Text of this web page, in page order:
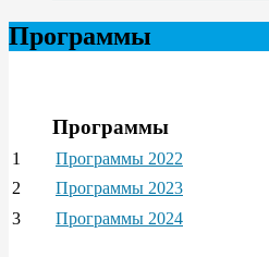
Программы
Программы
1
Программы 2022
2
Программы 2023
3
Программы 2024